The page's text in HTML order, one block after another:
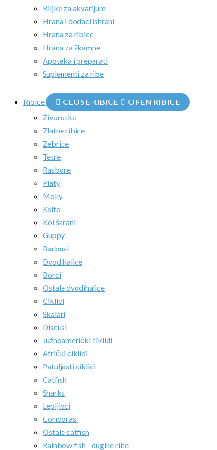
Biljke za akvarijum
Hrana i dodaci ishrani
Hrana za ribice
Hrana za škampe
Apoteka i preparati
Suplementi za ribe
Ribice CLOSE RIBICE
OPEN RIBICE
Živorotke
Zlatne ribice
Zebrice
Tetre
Rasbore
Platy
Molly
Ksifo
Koi šarani
Guppy
Barbusi
Dvodihalice
Borci
Ostale dvodihalice
Ciklidi
Skalari
Discusi
Južnoamerički ciklidi
Afrički ciklidi
Patuljasti ciklidi
Catfish
Sharks
Lepljivci
Coridorasi
Ostale catfish
Rainbow fish - dugine ribe